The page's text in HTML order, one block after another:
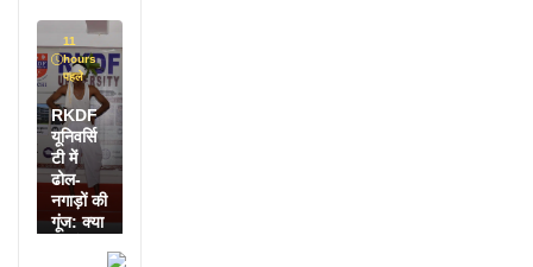
11
hours
पहले
RKDF
यूनिवर्सि
टी में
ढोल-
नगाड़ों की
गूंज: क्या